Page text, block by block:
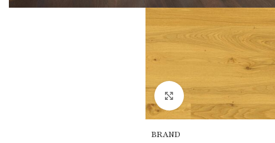
Click to enlarge
BRAND